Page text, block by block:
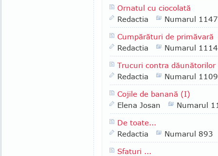
Ornatul cu ciocolată
Redactia
Numarul 1147
Cumpărături de primăvară
Redactia
Numarul 1114
Trucuri contra
Redactia
Numarul 1109
Cojile de banană (I)
Elena Josan
Numarul
De toate...
Redactia
Numarul 893
Sfaturi ...